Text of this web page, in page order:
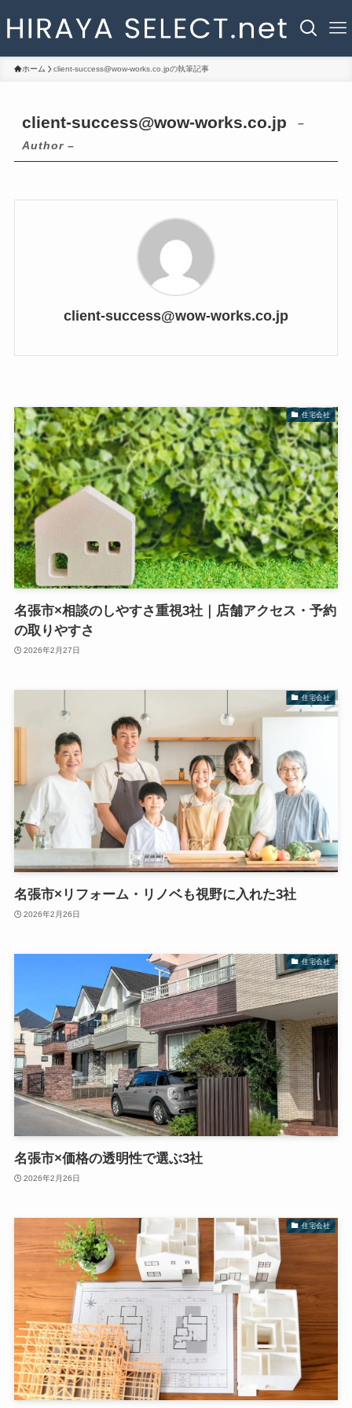
ホーム client-success@wow-works.co.jpの執筆記事
client-success@wow-works.co.jp
–
Author –
client-success@wow-works.co.jp
住宅会社
名張市×相談のしやすさ重視3社｜店舗アクセス・予約
の取りやすさ
2026年2月27日
住宅会社
名張市×リフォーム・リノベも視野に入れた3社
2026年2月26日
住宅会社
名張市×価格の透明性で選ぶ3社
2026年2月26日
住宅会社